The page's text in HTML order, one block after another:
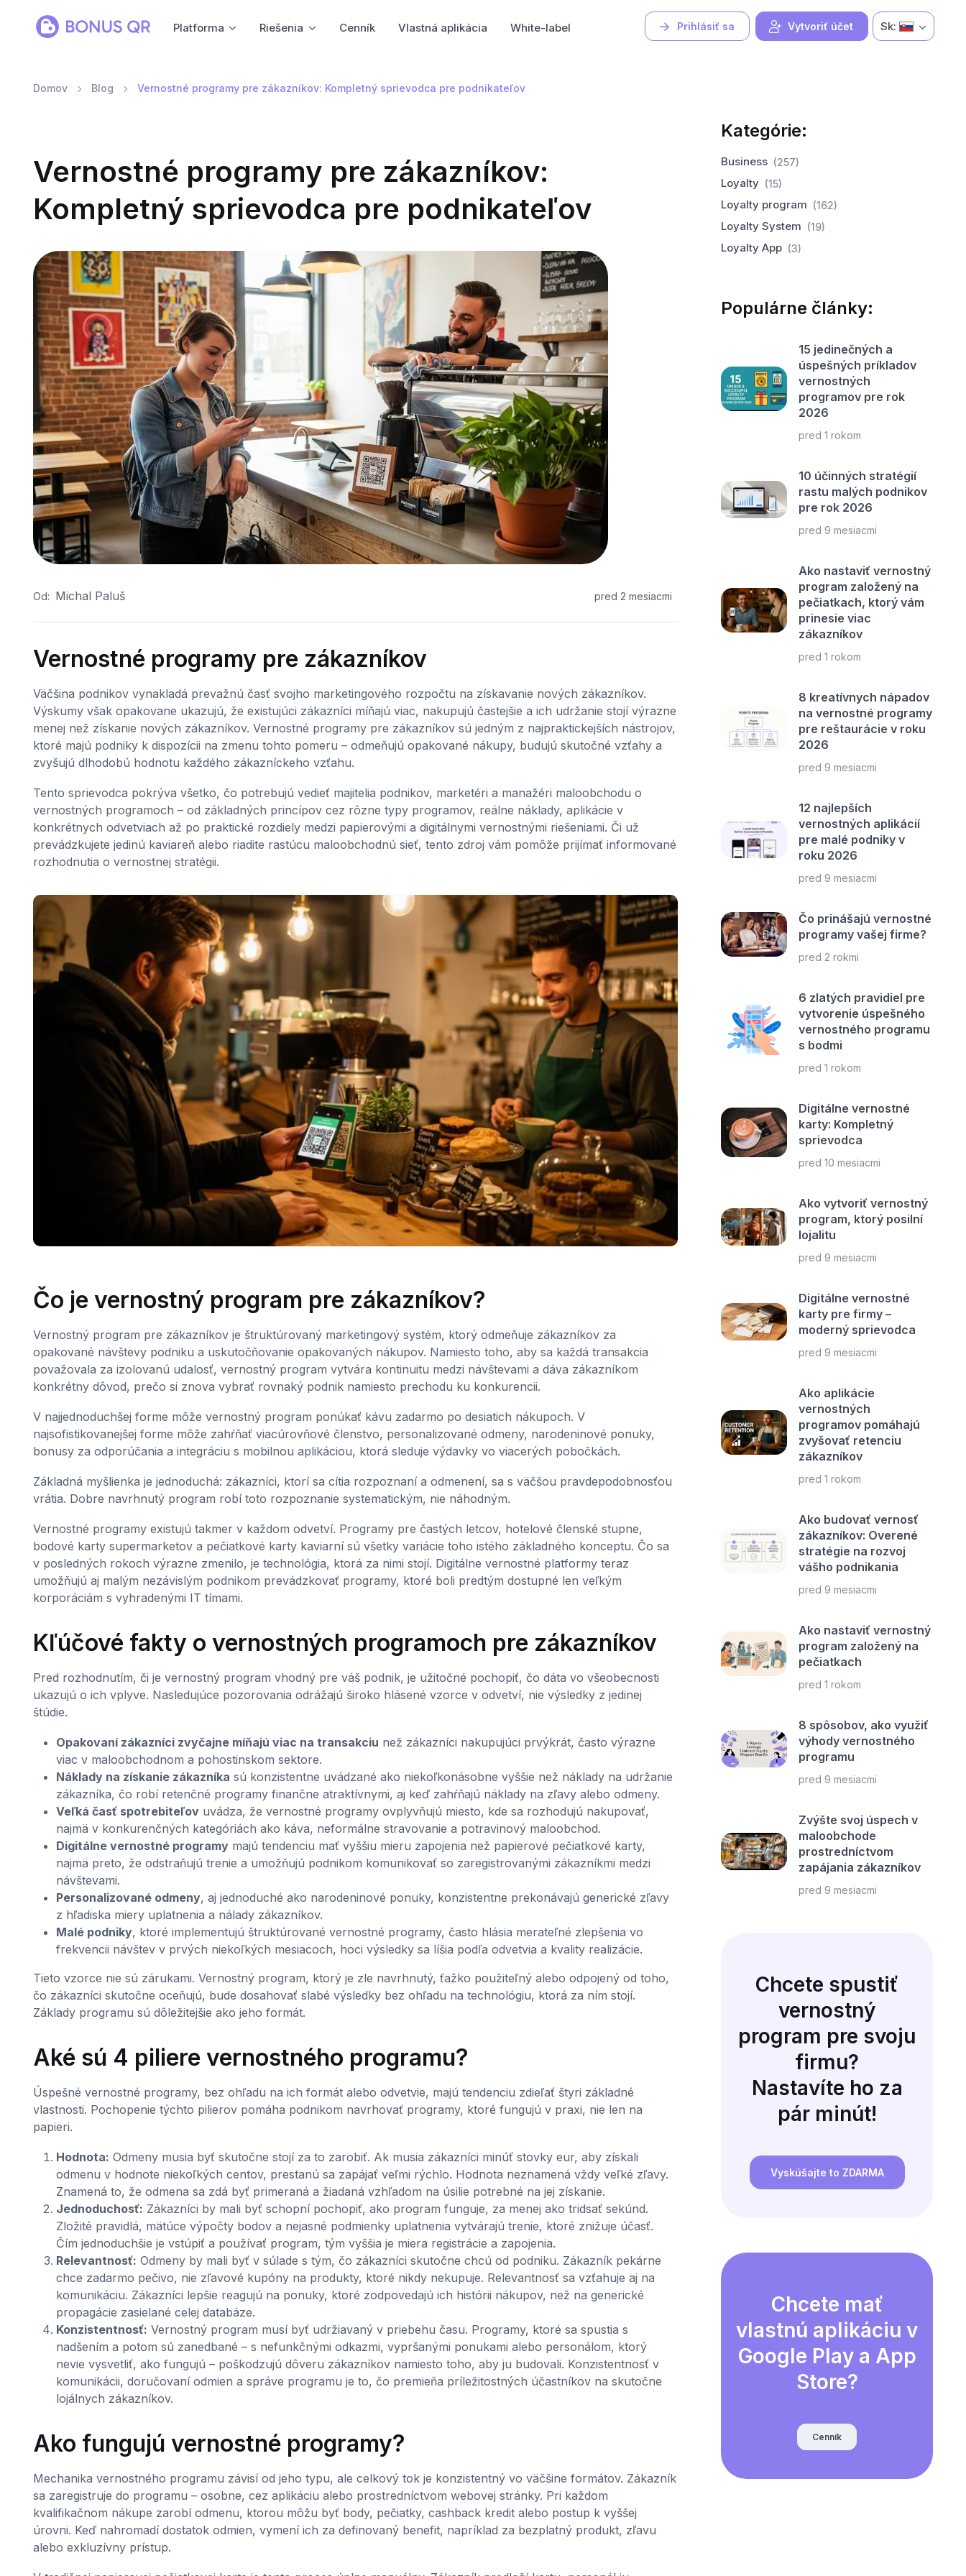
Prihlásiť sa Vytvoriť účet
Platforma Riešenia Cenník Vlastná aplikácia White-label Sk:
Domov Blog Vernostné programy pre zákazníkov: Kompletný sprievodca pre podnikateľov
Vernostné programy pre zákazníkov:
Kompletný sprievodca pre podnikateľov
Od: Michal Paluš pred 2 mesiacmi
Vernostné programy pre zákazníkov
Väčšina podnikov vynakladá prevažnú časť svojho marketingového rozpočtu na získavanie nových zákazníkov.
Výskumy však opakovane ukazujú, že existujúci zákazníci míňajú viac, nakupujú častejšie a ich udržanie stojí výrazne
menej než získanie nových zákazníkov. Vernostné programy pre zákazníkov sú jedným z najpraktickejších nástrojov,
ktoré majú podniky k dispozícii na zmenu tohto pomeru – odmeňujú opakované nákupy, budujú skutočné vzťahy a
zvyšujú dlhodobú hodnotu každého zákazníckeho vzťahu.
Tento sprievodca pokrýva všetko, čo potrebujú vedieť majitelia podnikov, marketéri a manažéri maloobchodu o
vernostných programoch – od základných princípov cez rôzne typy programov, reálne náklady, aplikácie v
konkrétnych odvetviach až po praktické rozdiely medzi papierovými a digitálnymi vernostnými riešeniami. Či už
prevádzkujete jedinú kaviareň alebo riadite rastúcu maloobchodnú sieť, tento zdroj vám pomôže prijímať informované
rozhodnutia o vernostnej stratégii.
Čo je vernostný program pre zákazníkov?
Vernostný program pre zákazníkov je štruktúrovaný marketingový systém, ktorý odmeňuje zákazníkov za
opakované návštevy podniku a uskutočňovanie opakovaných nákupov. Namiesto toho, aby sa každá transakcia
považovala za izolovanú udalosť, vernostný program vytvára kontinuitu medzi návštevami a dáva zákazníkom
konkrétny dôvod, prečo si znova vybrať rovnaký podnik namiesto prechodu ku konkurencii.
V najjednoduchšej forme môže vernostný program ponúkať kávu zadarmo po desiatich nákupoch. V
najsofistikovanejšej forme môže zahŕňať viacúrovňové členstvo, personalizované odmeny, narodeninové ponuky,
bonusy za odporúčania a integráciu s mobilnou aplikáciou, ktorá sleduje výdavky vo viacerých pobočkách.
Základná myšlienka je jednoduchá: zákazníci, ktorí sa cítia rozpoznaní a odmenení, sa s väčšou pravdepodobnosťou
vrátia. Dobre navrhnutý program robí toto rozpoznanie systematickým, nie náhodným.
Vernostné programy existujú takmer v každom odvetví. Programy pre častých letcov, hotelové členské stupne,
bodové karty supermarketov a pečiatkové karty kaviarní sú všetky variácie toho istého základného konceptu. Čo sa
v posledných rokoch výrazne zmenilo, je technológia, ktorá za nimi stojí. Digitálne vernostné platformy teraz
umožňujú aj malým nezávislým podnikom prevádzkovať programy, ktoré boli predtým dostupné len veľkým
korporáciám s vyhradenými IT tímami.
Kľúčové fakty o vernostných programoch pre zákazníkov
Pred rozhodnutím, či je vernostný program vhodný pre váš podnik, je užitočné pochopiť, čo dáta vo všeobecnosti
ukazujú o ich vplyve. Nasledujúce pozorovania odrážajú široko hlásené vzorce v odvetví, nie výsledky z jedinej
štúdie.
Opakovaní zákazníci zvyčajne míňajú viac na transakciu než zákazníci nakupujúci prvýkrát, často výrazne
viac v maloobchodnom a pohostinskom sektore.
Náklady na získanie zákazníka sú konzistentne uvádzané ako niekoľkonásobne vyššie než náklady na udržanie
zákazníka, čo robí retenčné programy finančne atraktívnymi, aj keď zahŕňajú náklady na zľavy alebo odmeny.
Veľká časť spotrebiteľovuvádza, že vernostné programy ovplyvňujú miesto, kde sa rozhodujú nakupovať,
najmä v konkurenčných kategóriách ako káva, neformálne stravovanie a potravinový maloobchod.
Digitálne vernostné programymajú tendenciu mať vyššiu mieru zapojenia než papierové pečiatkové karty,
najmä preto, že odstraňujú trenie a umožňujú podnikom komunikovať so zaregistrovanými zákazníkmi medzi
návštevami.
Personalizované odmeny, aj jednoduché ako narodeninové ponuky, konzistentne prekonávajú generické zľavy
z hľadiska miery uplatnenia a nálady zákazníkov.
Malé podniky, ktoré implementujú štruktúrované vernostné programy, často hlásia merateľné zlepšenia vo
frekvencii návštev v prvých niekoľkých mesiacoch, hoci výsledky sa líšia podľa odvetvia a kvality realizácie.
Tieto vzorce nie sú zárukami. Vernostný program, ktorý je zle navrhnutý, ťažko použiteľný alebo odpojený od toho,
čo zákazníci skutočne oceňujú, bude dosahovať slabé výsledky bez ohľadu na technológiu, ktorá za ním stojí.
Základy programu sú dôležitejšie ako jeho formát.
Aké sú 4 piliere vernostného programu?
Úspešné vernostné programy, bez ohľadu na ich formát alebo odvetvie, majú tendenciu zdieľať štyri základné
vlastnosti. Pochopenie týchto pilierov pomáha podnikom navrhovať programy, ktoré fungujú v praxi, nie len na
papieri.
Hodnota: Odmeny musia byť skutočne stojí za to zarobiť. Ak musia zákazníci minúť stovky eur, aby získali
odmenu v hodnote niekoľkých centov, prestanú sa zapájať veľmi rýchlo. Hodnota neznamená vždy veľké zľavy.
Znamená to, že odmena sa zdá byť primeraná a žiadaná vzhľadom na úsilie potrebné na jej získanie.
Jednoduchosť: Zákazníci by mali byť schopní pochopiť, ako program funguje, za menej ako tridsať sekúnd.
Zložité pravidlá, mätúce výpočty bodov a nejasné podmienky uplatnenia vytvárajú trenie, ktoré znižuje účasť.
Čím jednoduchšie je vstúpiť a používať program, tým vyššia je miera registrácie a zapojenia.
Relevantnosť: Odmeny by mali byť v súlade s tým, čo zákazníci skutočne chcú od podniku. Zákazník pekárne
chce zadarmo pečivo, nie zľavové kupóny na produkty, ktoré nikdy nekupuje. Relevantnosť sa vzťahuje aj na
komunikáciu. Zákazníci lepšie reagujú na ponuky, ktoré zodpovedajú ich histórii nákupov, než na generické
propagácie zasielané celej databáze.
Konzistentnosť: Vernostný program musí byť udržiavaný v priebehu času. Programy, ktoré sa spustia s
nadšením a potom sú zanedbané – s nefunkčnými odkazmi, vypršanými ponukami alebo personálom, ktorý
nevie vysvetliť, ako fungujú – poškodzujú dôveru zákazníkov namiesto toho, aby ju budovali. Konzistentnosť v
komunikácii, doručovaní odmien a správe programu je to, čo premieňa príležitostných účastníkov na skutočne
lojálnych zákazníkov.
Ako fungujú vernostné programy?
Mechanika vernostného programu závisí od jeho typu, ale celkový tok je konzistentný vo väčšine formátov. Zákazník
sa zaregistruje do programu – osobne, cez aplikáciu alebo prostredníctvom webovej stránky. Pri každom
kvalifikačnom nákupe zarobí odmenu, ktorou môžu byť body, pečiatky, cashback kredit alebo postup k vyššej
úrovni. Keď nahromadí dostatok odmien, vymení ich za definovaný benefit, napríklad za bezplatný produkt, zľavu
alebo exkluzívny prístup.
Kategórie:
Business (257)
Loyalty (15)
Loyalty program (162)
Loyalty System (19)
Loyalty App (3)
Populárne články:
15 jedinečných a
úspešných príkladov
vernostných
programov pre rok
2026
pred 1 rokom
10 účinných stratégií
rastu malých podnikov
pre rok 2026
pred 9 mesiacmi
Ako nastaviť vernostný
program založený na
pečiatkach, ktorý vám
prinesie viac
zákazníkov
pred 1 rokom
8 kreatívnych nápadov
na vernostné programy
pre reštaurácie v roku
2026
pred 9 mesiacmi
12 najlepších
vernostných aplikácií
pre malé podniky v
roku 2026
pred 9 mesiacmi
Čo prinášajú vernostné
programy vašej firme?
pred 2 rokmi
6 zlatých pravidiel pre
vytvorenie úspešného
vernostného programu
s bodmi
pred 1 rokom
Digitálne vernostné
karty: Kompletný
sprievodca
pred 10 mesiacmi
Ako vytvoriť vernostný
program, ktorý posilní
lojalitu
pred 9 mesiacmi
Digitálne vernostné
karty pre firmy –
moderný sprievodca
pred 9 mesiacmi
Ako aplikácie
vernostných
programov pomáhajú
zvyšovať retenciu
zákazníkov
pred 1 rokom
Ako budovať vernosť
zákazníkov: Overené
stratégie na rozvoj
vášho podnikania
pred 9 mesiacmi
Ako nastaviť vernostný
program založený na
pečiatkach
pred 1 rokom
8 spôsobov, ako využiť
výhody vernostného
programu
pred 9 mesiacmi
Zvýšte svoj úspech v
maloobchode
prostredníctvom
zapájania zákazníkov
pred 9 mesiacmi
Chcete spustiť
vernostný
program pre svoju
firmu?
Nastavíte ho za
pár minút!
Vyskúšajte to ZDARMA
Chcete mať
vlastnú aplikáciu v
Google Play a App
Store?
Cenník